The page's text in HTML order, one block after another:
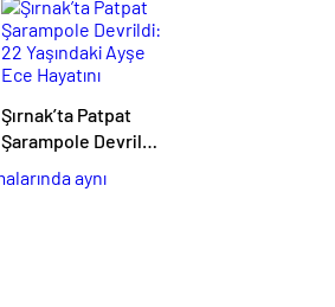
Şırnak’ta Patpat
Şarampole Devrildi:
22 Yaşındaki Ayşe
Ece Hayatını